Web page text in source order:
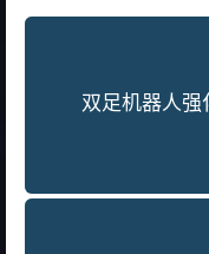
双足机器人